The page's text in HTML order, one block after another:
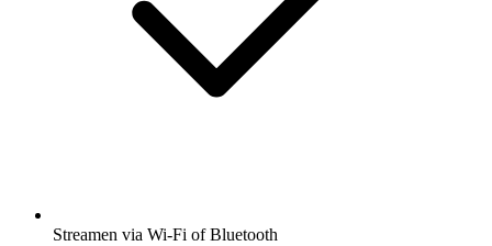
Streamen via Wi-Fi of Bluetooth